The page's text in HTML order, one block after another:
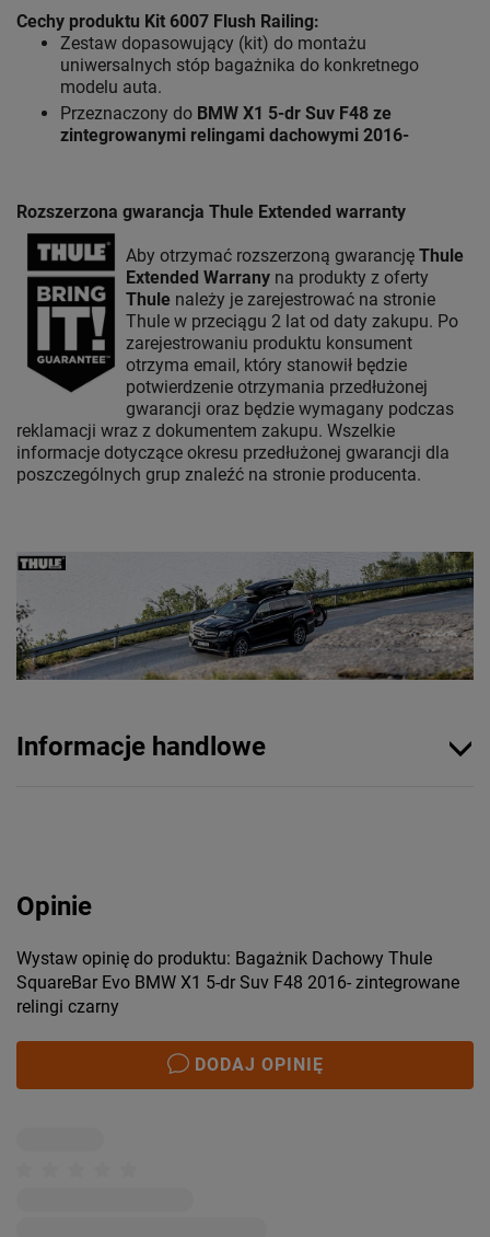
Cechy produktu Kit 6007 Flush Railing:
Zestaw dopasowujący (kit) do montażu
uniwersalnych stóp bagażnika do konkretnego
modelu auta.
Przeznaczony do BMW X1 5-dr Suv F48 ze
zintegrowanymi relingami dachowymi 2016-
Rozszerzona gwarancja Thule Extended warranty
Aby otrzymać rozszerzoną gwarancję Thule
Extended Warrany na produkty z oferty
Thule należy je zarejestrować na stronie
Thule w przeciągu 2 lat od daty zakupu. Po
zarejestrowaniu produktu konsument
otrzyma email, który stanowił będzie
potwierdzenie otrzymania przedłużonej
gwarancji oraz będzie wymagany podczas
reklamacji wraz z dokumentem zakupu. Wszelkie
informacje dotyczące okresu przedłużonej gwarancji dla
poszczególnych grup znaleźć na stronie producenta.
Informacje handlowe
Opinie
Wystaw opinię do produktu: Bagażnik Dachowy Thule
SquareBar Evo BMW X1 5-dr Suv F48 2016- zintegrowane
relingi czarny
DODAJ OPINIĘ